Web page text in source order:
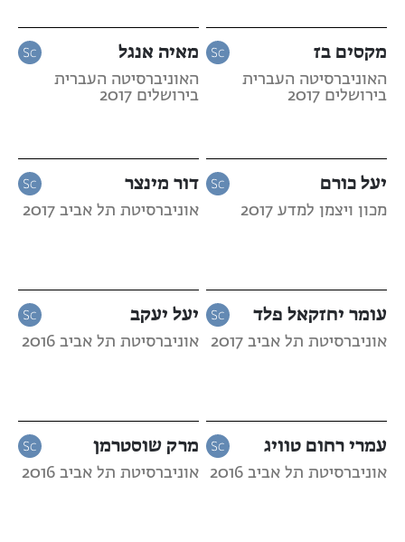
מקסים בז
האוניברסיטה העברית
בירושלים 2017
מאיה אנגל
האוניברסיטה העברית
בירושלים 2017
יעל כורם
מכון ויצמן למדע 2017
דור מינצר
אוניברסיטת תל אביב 2017
עומר יחזקאל פלד
אוניברסיטת תל אביב 2017
יעל יעקב
אוניברסיטת תל אביב 2016
עמרי רחום טוויג
אוניברסיטת תל אביב 2016
מרק שוסטרמן
אוניברסיטת תל אביב 2016